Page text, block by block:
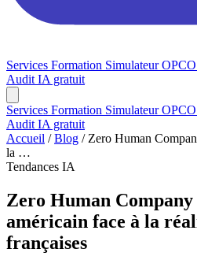
Services Formation Simulateur OPCO
Audit IA gratuit
Services Formation Simulateur OPCO
Audit IA gratuit
Accueil / Blog / Zero Human
la …
Tendances IA
Zero Human
américain face à la
françaises